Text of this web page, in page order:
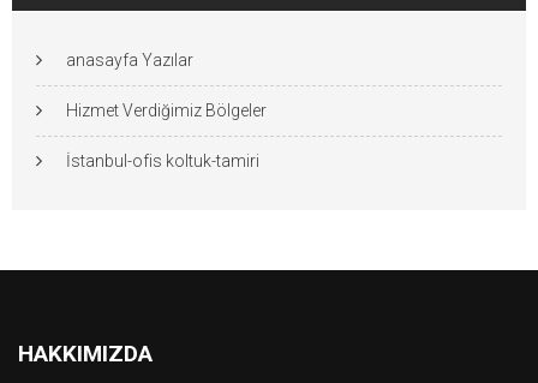
anasayfa Yazılar
Hizmet Verdiğimiz Bölgeler
İstanbul-ofis koltuk-tamiri
HAKKIMIZDA